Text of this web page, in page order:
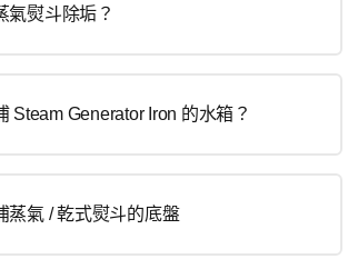
氣熨斗除垢？
Steam Generator Iron 的水箱？
蒸氣 / 乾式熨斗的底盤